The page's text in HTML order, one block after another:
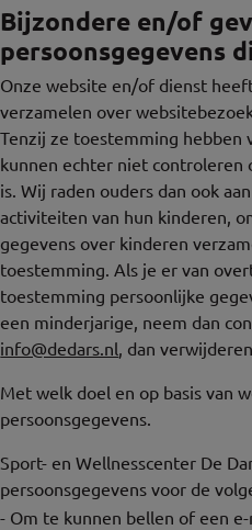
Bijzondere en/of
persoonsgegevens
Onze website en/of dienst
verzamelen over
Tenzij ze toestemming hebben
kunnen echter niet controleren
is. Wij raden ouders dan ook
activiteiten van hun kinderen,
gegevens over kinderen
toestemming. Als je er van
toestemming persoonlijke
een minderjarige, neem dan
info@dedars.nl, dan
Met welk doel en op basis van
persoonsgegevens.
Sport- en Wellnesscenter De
persoonsgegevens voor de
- Om te kunnen bellen of een